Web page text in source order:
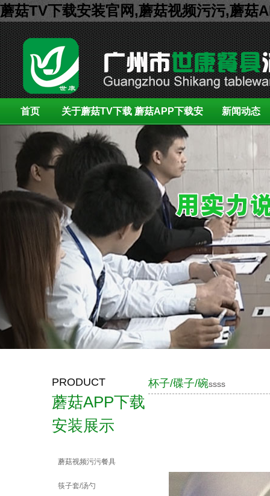
蘑菇TV下载安装官网,蘑菇视频污污,蘑菇
首页 关于蘑菇TV下载
安装官网
蘑菇APP下载安
装展示
新闻动态
PRODUCT
蘑菇APP下载
安装展示
蘑菇视频污污餐具
筷子套/汤勺
杯子/碟子/碗ssss